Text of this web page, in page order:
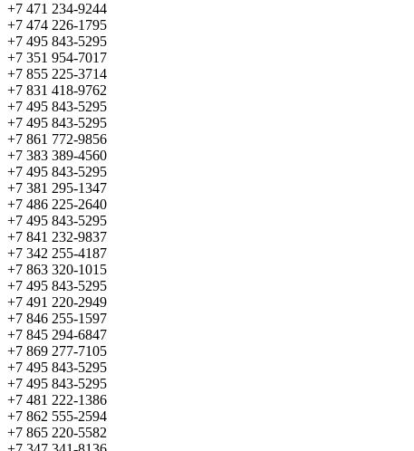
+7 471 234-9244
+7 474 226-1795
+7 495 843-5295
+7 351 954-7017
+7 855 225-3714
+7 831 418-9762
+7 495 843-5295
+7 495 843-5295
+7 861 772-9856
+7 383 389-4560
+7 495 843-5295
+7 381 295-1347
+7 486 225-2640
+7 495 843-5295
+7 841 232-9837
+7 342 255-4187
+7 863 320-1015
+7 495 843-5295
+7 491 220-2949
+7 846 255-1597
+7 845 294-6847
+7 869 277-7105
+7 495 843-5295
+7 495 843-5295
+7 481 222-1386
+7 862 555-2594
+7 865 220-5582